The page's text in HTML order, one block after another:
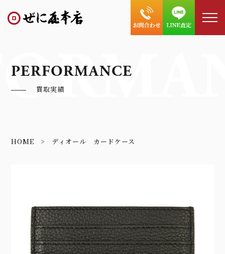
PERFORMANCE
買取実績
HOME ディオール カードケース